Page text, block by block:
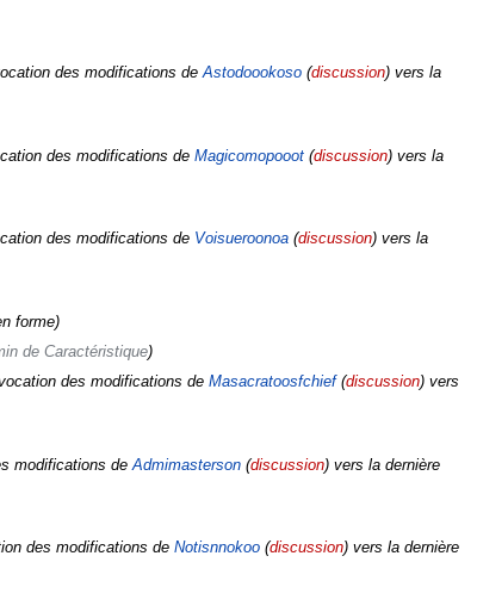
des modifications deAstodoookoso(discussion) vers la
des modifications de Magicomopooot(discussion) vers la
des modifications de Voisueroonoa(discussion) vers la
forme
de Caractéristique
des modifications de Masacratoosfchief(discussion) vers
modifications de Admimasterson(discussion) vers la dernière
des modifications de Notisnnokoo(discussion) vers la dernière